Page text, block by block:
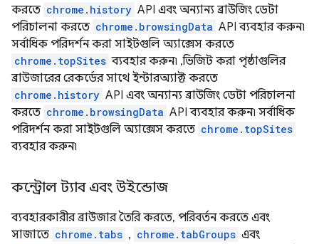
করতে chrome.history API এবং অন্যান্য ব্রাউজিং ডেটা
পরিচালনা করতে chrome.browsingData API ব্যবহার করুন৷
সর্বাধিক পরিদর্শন করা সাইটগুলি অ্যাক্সেস করতে
chrome.topSites ব্যবহার করুন৷ ,ভিজিট করা পৃষ্ঠাগুলির
ব্রাউজারের রেকর্ডের সাথে ইন্টারঅ্যাক্ট করতে
chrome.history API এবং অন্যান্য ব্রাউজিং ডেটা পরিচালনা
করতে chrome.browsingData API ব্যবহার করুন৷ সর্বাধিক
পরিদর্শন করা সাইটগুলি অ্যাক্সেস করতে chrome.topSites
ব্যবহার করুন৷
কন্ট্রোল ট্যাব এবং উইন্ডোজ
ব্যবহারকারীর ব্রাউজার তৈরি করতে, পরিবর্তন করতে এবং
সাজাতে chrome.tabs , chrome.tabGroups এবং